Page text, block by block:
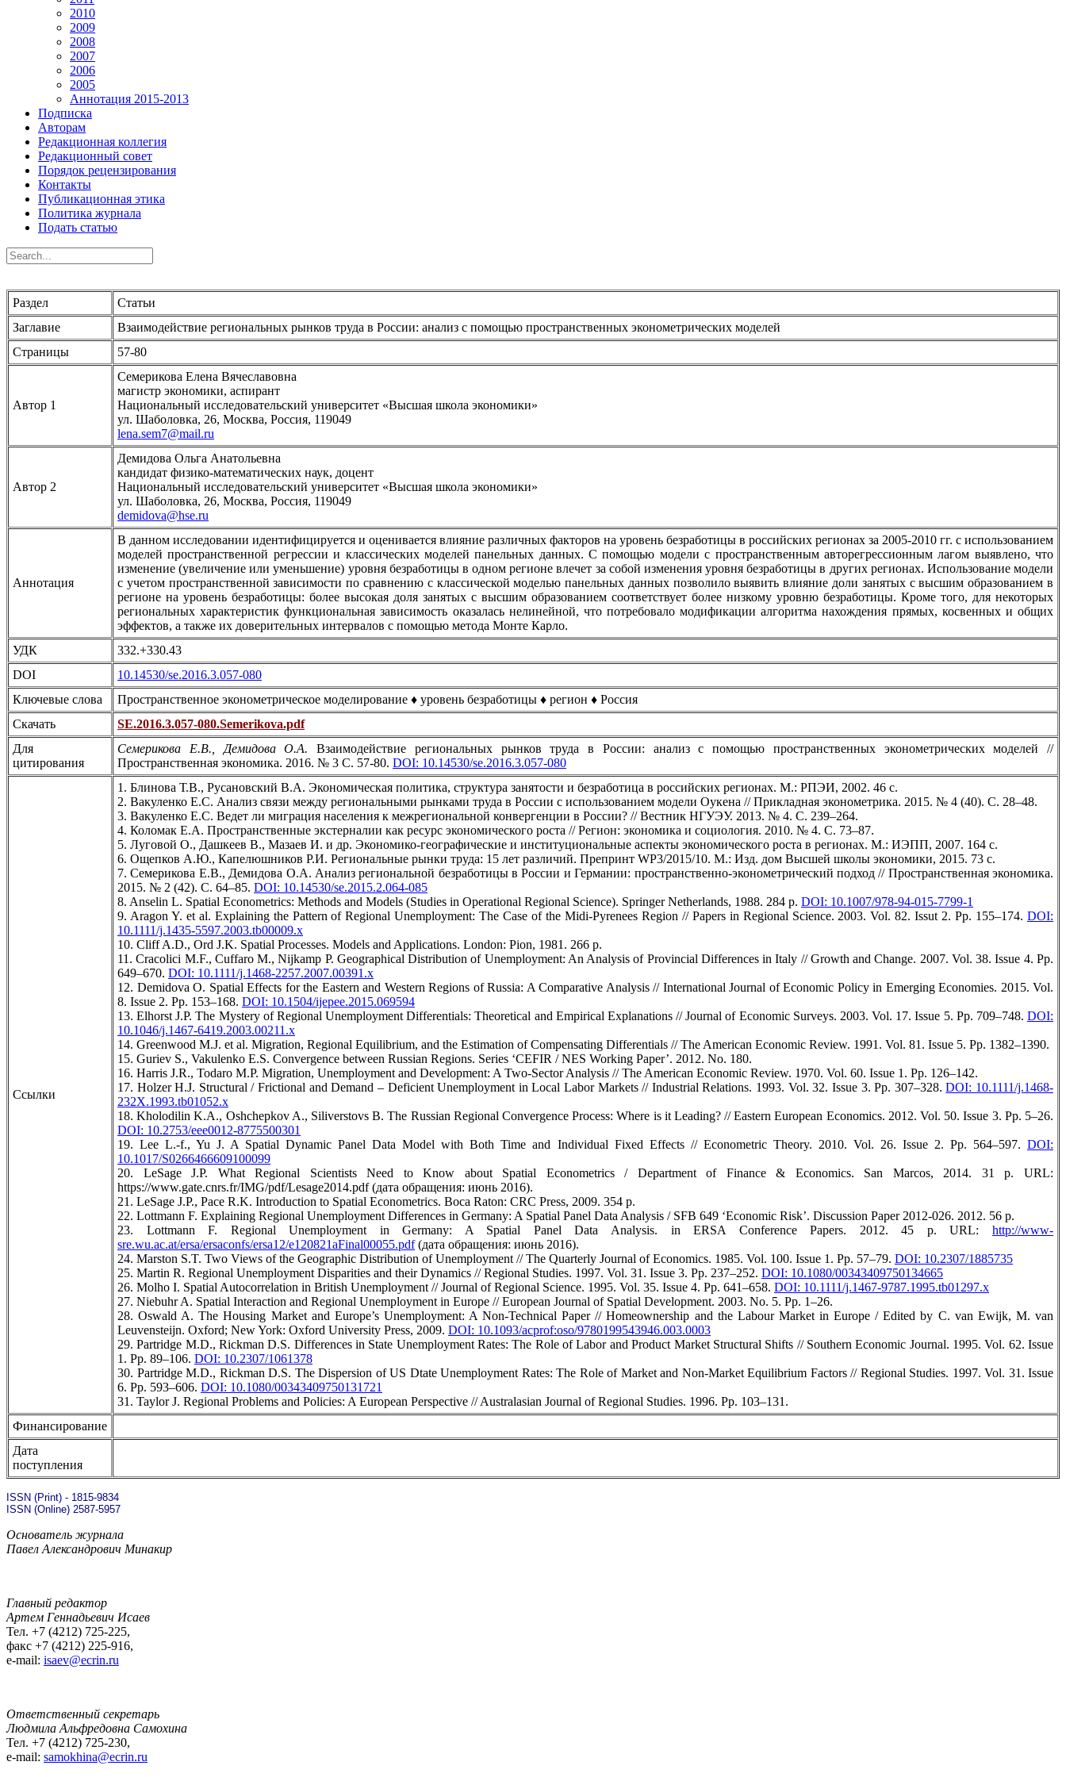
2010
2009
2008
2007
2006
2005
Аннотация 2015-2013
Подписка
Авторам
Редакционная коллегия
Редакционный совет
Порядок рецензирования
Контакты
Публикационная этика
Политика журнала
Подать статью
Раздел
Статьи
Заглавие
Взаимодействие региональных рынков труда в России: анализ с помощью пространственных эконометрических моделей
Страницы
57-80
Автор 1
Семерикова Елена Вячеславовна
магистр экономики, аспирант
Национальный исследовательский университет «Высшая школа экономики»
ул. Шаболовка, 26, Москва, Россия, 119049
lena.sem7@mail.ru
Автор 2
Демидова Ольга Анатольевна
кандидат физико-математических наук, доцент
Национальный исследовательский университет «Высшая школа экономики»
ул. Шаболовка, 26, Москва, Россия, 119049
demidova@hse.ru
Аннотация
В данном исследовании идентифицируется и оценивается влияние различных факторов на уровень безработицы в российских регионах за 2005-2010 гг. с использованием
моделей пространственной регрессии и классических моделей панельных данных. С помощью модели с пространственным авторегрессионным лагом выявлено, что
изменение (увеличение или уменьшение) уровня безработицы в одном регионе влечет за собой изменения уровня безработицы в других регионах. Использование модели
с учетом пространственной зависимости по сравнению с классической моделью панельных данных позволило выявить влияние доли занятых с высшим образованием в
регионе на уровень безработицы: более высокая доля занятых с высшим образованием соответствует более низкому уровню безработицы. Кроме того, для некоторых
региональных характеристик функциональная зависимость оказалась нелинейной, что потребовало модификации алгоритма нахождения прямых, косвенных и общих
эффектов, а также их доверительных интервалов с помощью метода Монте Карло.
УДК
332.+330.43
DOI
10.14530/se.2016.3.057-080
Ключевые слова
Пространственное эконометрическое моделирование ♦ уровень безработицы ♦ регион ♦ Россия
Скачать
SE.2016.3.057-080.Semerikova.pdf
Для
цитирования
Семерикова Е.В., Демидова О.А. Взаимодействие региональных рынков труда в России: анализ с помощью пространственных эконометрических моделей //
Пространственная экономика. 2016. № 3 С. 57-80. DOI: 10.14530/se.2016.3.057-080
Ссылки
1. Блинова Т.В., Русановский В.А. Экономическая политика, структура занятости и безработица в российских регионах. М.: РПЭИ, 2002. 46 с.
2. Вакуленко Е.С. Анализ связи между региональными рынками труда в России с использованием модели Оукена // Прикладная эконометрика. 2015. № 4 (40). С. 28–48.
3. Вакуленко Е.С. Ведет ли миграция населения к межрегиональной конвергенции в России? // Вестник НГУЭУ. 2013. № 4. С. 239–264.
4. Коломак Е.А. Пространственные экстерналии как ресурс экономического роста // Регион: экономика и социология. 2010. № 4. С. 73–87.
5. Луговой О., Дашкеев В., Мазаев И. и др. Экономико-географические и институциональные аспекты экономического роста в регионах. М.: ИЭПП, 2007. 164 с.
6. Ощепков А.Ю., Капелюшников Р.И. Региональные рынки труда: 15 лет различий. Препринт WP3/2015/10. М.: Изд. дом Высшей школы экономики, 2015. 73 с.
7. Семерикова Е.В., Демидова О.А. Анализ региональной безработицы в России и Германии: пространственно-эконометрический подход // Пространственная экономика.
2015. № 2 (42). С. 64–85. DOI: 10.14530/se.2015.2.064-085
8. Anselin L. Spatial Econometrics: Methods and Models (Studies in Operational Regional Science). Springer Netherlands, 1988. 284 p. DOI: 10.1007/978-94-015-7799-1
9. Aragon Y. et al. Explaining the Pattern of Regional Unemployment: The Case of the Midi-Pyrenees Region // Papers in Regional Science. 2003. Vol. 82. Issut 2. Pp. 155–174. DOI:
10.1111/j.1435-5597.2003.tb00009.x
10. Cliff A.D., Ord J.K. Spatial Processes. Models and Applications. London: Pion, 1981. 266 р.
11. Cracolici M.F., Cuffaro M., Nijkamp P. Geographical Distribution of Unemployment: An Analysis of Provincial Differences in Italy // Growth and Change. 2007. Vol. 38. Issue 4. Pp.
649–670. DOI: 10.1111/j.1468-2257.2007.00391.x
12. Demidova O. Spatial Effects for the Eastern and Western Regions of Russia: A Comparative Analysis // International Journal of Economic Policy in Emerging Economies. 2015. Vol.
8. Issue 2. Pp. 153–168. DOI: 10.1504/ijepee.2015.069594
13. Elhorst J.P. The Mystery of Regional Unemployment Differentials: Theoretical and Empirical Explanations // Journal of Economic Surveys. 2003. Vol. 17. Issue 5. Pp. 709–748. DOI:
10.1046/j.1467-6419.2003.00211.x
14. Greenwood M.J. et al. Migration, Regional Equilibrium, and the Estimation of Compensating Differentials // The American Economic Review. 1991. Vol. 81. Issue 5. Pp. 1382–1390.
15. Guriev S., Vakulenko E.S. Convergence between Russian Regions. Series ‘CEFIR / NES Working Paper’. 2012. No. 180.
16. Harris J.R., Todaro M.P. Migration, Unemployment and Development: A Two-Sector Analysis // The American Economic Review. 1970. Vol. 60. Issue 1. Pp. 126–142.
17. Holzer H.J. Structural / Frictional and Demand – Deficient Unemployment in Local Labor Markets // Industrial Relations. 1993. Vol. 32. Issue 3. Pp. 307–328.DOI: 10.1111/j.1468-
232X.1993.tb01052.x
18. Kholodilin K.A., Oshchepkov A., Siliverstovs B. The Russian Regional Convergence Process: Where is it Leading? // Eastern European Economics. 2012. Vol. 50. Issue 3. Pp. 5–26.
DOI: 10.2753/eee0012-8775500301
19. Lee L.-f., Yu J. A Spatial Dynamic Panel Data Model with Both Time and Individual Fixed Effects // Econometric Theory. 2010. Vol. 26. Issue 2. Pp. 564–597. DOI:
10.1017/S0266466609100099
20. LeSage J.P. What Regional Scientists Need to Know about Spatial Econometrics / Department of Finance & Economics. San Marcos, 2014. 31 p. URL:
https://www.gate.cnrs.fr/IMG/pdf/Lesage2014.pdf (дата обращения: июнь 2016).
21. LeSage J.P., Pace R.K. Introduction to Spatial Econometrics. Boca Raton: CRC Press, 2009. 354 p.
22. Lottmann F. Explaining Regional Unemployment Differences in Germany: A Spatial Panel Data Analysis / SFB 649 ‘Economic Risk’. Discussion Paper 2012-026. 2012. 56 p.
23. Lottmann F. Regional Unemployment in Germany: A Spatial Panel Data Analysis. in ERSA Conference Papers. 2012. 45 р. URL: http://www-
sre.wu.ac.at/ersa/ersaconfs/ersa12/e120821aFinal00055.pdf(дата обращения: июнь 2016).
24. Marston S.T. Two Views of the Geographic Distribution of Unemployment // The Quarterly Journal of Economics. 1985. Vol. 100. Issue 1. Pp. 57–79. DOI: 10.2307/1885735
25. Martin R. Regional Unemployment Disparities and their Dynamics // Regional Studies. 1997. Vol. 31. Issue 3. Pp. 237–252. DOI: 10.1080/00343409750134665
26. Molho I. Spatial Autocorrelation in British Unemployment // Journal of Regional Science. 1995. Vol. 35. Issue 4. Pp. 641–658. DOI: 10.1111/j.1467-9787.1995.tb01297.x
27. Niebuhr A. Spatial Interaction and Regional Unemployment in Europe // European Journal of Spatial Development. 2003. No. 5. Pp. 1–26.
28. Oswald A. The Housing Market and Europe’s Unemployment: A Non-Technical Paper // Homeownership and the Labour Market in Europe / Edited by C. van Ewijk, M. van
Leuvensteijn. Oxford; New York: Oxford University Press, 2009. DOI: 10.1093/acprof:oso/9780199543946.003.0003
29. Partridge M.D., Rickman D.S. Differences in State Unemployment Rates: The Role of Labor and Product Market Structural Shifts // Southern Economic Journal. 1995. Vol. 62. Issue
1. Pp. 89–106. DOI: 10.2307/1061378
30. Partridge M.D., Rickman D.S. The Dispersion of US Dtate Unemployment Rates: The Role of Market and Non-Market Equilibrium Factors // Regional Studies. 1997. Vol. 31. Issue
6. Pp. 593–606. DOI: 10.1080/00343409750131721
31. Taylor J. Regional Problems and Policies: A European Perspective // Australasian Journal of Regional Studies. 1996. Pp. 103–131.
Финансирование
Дата
поступления
ISSN (Print) - 1815-9834
ISSN (Online) 2587-5957
Основатель журнала
Павел Александрович Минакир
Главный редактор
Артем Геннадьевич Исаев
Тел. +7 (4212) 725-225,
факс +7 (4212) 225-916,
e-mail: isaev@ecrin.ru
Ответственный секретарь
Людмила Альфредовна Самохина
Тел. +7 (4212) 725-230,
e-mail: samokhina@ecrin.ru